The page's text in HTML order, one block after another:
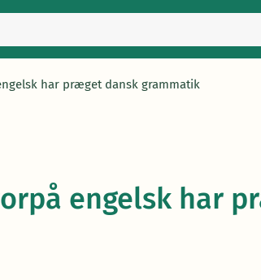
har præget dansk grammatik
engelsk har